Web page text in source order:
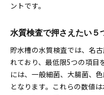
ントです。
水質検査で押さえたい５
貯水槽の水質検査では、名
れており、最低限5つの項目
には、一般細菌、大腸菌、
となります。これらの数値